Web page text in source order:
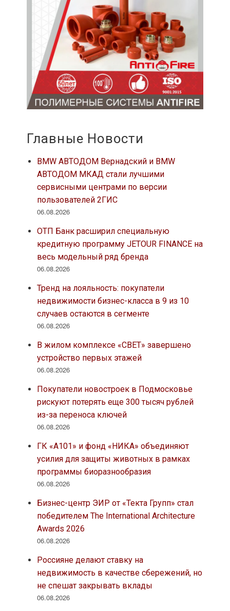
Главные Новости
BMW АВТОДОМ Вернадский и BMW
АВТОДОМ МКАД стали лучшими
сервисными центрами по версии
пользователей 2ГИС
06.08.2026
ОТП Банк расширил специальную
кредитную программу JETOUR FINANCE на
весь модельный ряд бренда
06.08.2026
Тренд на лояльность: покупатели
недвижимости бизнес-класса в 9 из 10
случаев остаются в сегменте
06.08.2026
В жилом комплексе «СВЕТ» завершено
устройство первых этажей
06.08.2026
Покупатели новостроек в Подмосковье
рискуют потерять еще 300 тысяч рублей
из-за переноса ключей
06.08.2026
ГК «А101» и фонд «НИКА» объединяют
усилия для защиты животных в рамках
программы биоразнообразия
06.08.2026
Бизнес-центр ЭИР от «Текта Групп» стал
победителем The International Architecture
Awards 2026
06.08.2026
Россияне делают ставку на
недвижимость в качестве сбережений, но
не спешат закрывать вклады
06.08.2026